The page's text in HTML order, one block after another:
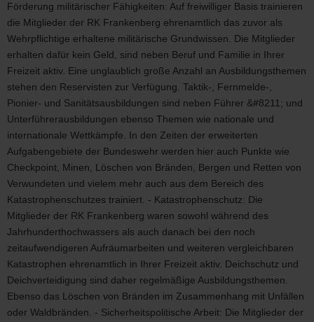
Förderung militärischer Fähigkeiten: Auf freiwilliger Basis trainieren
die Mitglieder der RK Frankenberg ehrenamtlich das zuvor als
Wehrpflichtige erhaltene militärische Grundwissen. Die Mitglieder
erhalten dafür kein Geld, sind neben Beruf und Familie in Ihrer
Freizeit aktiv. Eine unglaublich große Anzahl an Ausbildungsthemen
stehen den Reservisten zur Verfügung. Taktik-, Fernmelde-,
Pionier- und Sanitätsausbildungen sind neben Führer &#8211; und
Unterführerausbildungen ebenso Themen wie nationale und
internationale Wettkämpfe. In den Zeiten der erweiterten
Aufgabengebiete der Bundeswehr werden hier auch Punkte wie
Checkpoint, Minen, Löschen von Bränden, Bergen und Retten von
Verwundeten und vielem mehr auch aus dem Bereich des
Katastrophenschutzes trainiert. - Katastrophenschutz: Die
Mitglieder der RK Frankenberg waren sowohl während des
Jahrhunderthochwassers als auch danach bei den noch
zeitaufwendigeren Aufräumarbeiten und weiteren vergleichbaren
Katastrophen ehrenamtlich in Ihrer Freizeit aktiv. Deichschutz und
Deichverteidigung sind daher regelmäßige Ausbildungsthemen.
Ebenso das Löschen von Bränden im Zusammenhang mit Unfällen
oder Waldbränden. - Sicherheitspolitische Arbeit: Die Mitglieder der